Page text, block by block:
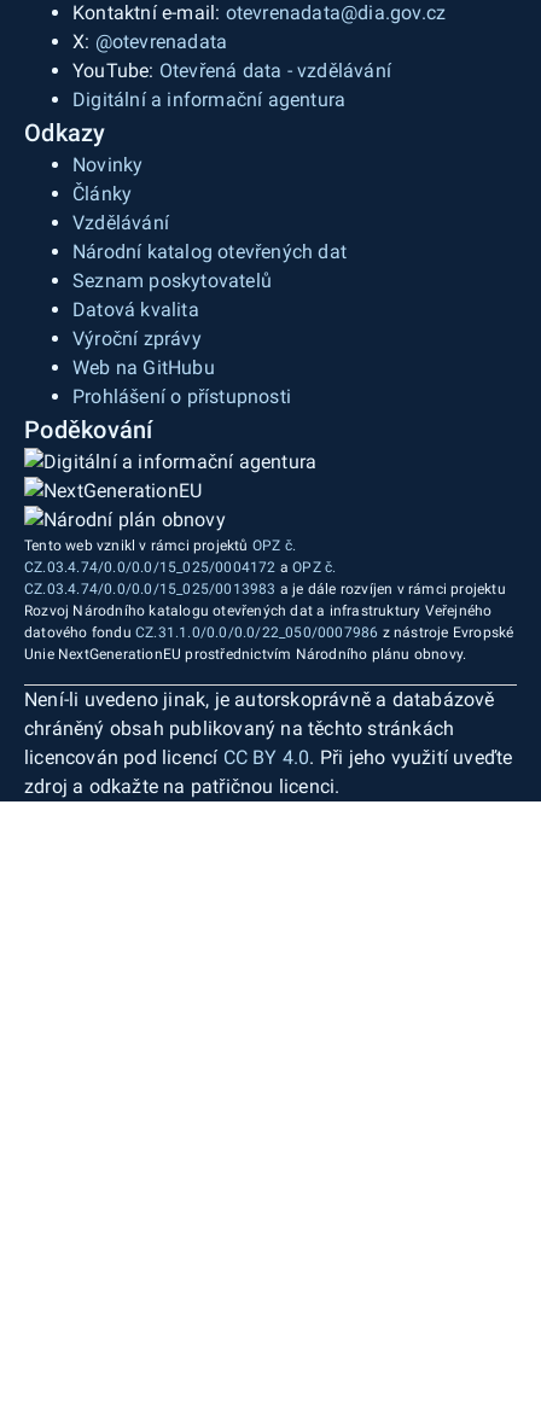
Kontaktní e-mail: otevrenadata@dia.gov.cz
X: @otevrenadata
YouTube: Otevřená data - vzdělávání
Digitální a informační agentura
Odkazy
Novinky
Články
Vzdělávání
Národní katalog otevřených dat
Seznam poskytovatelů
Datová kvalita
Výroční zprávy
Web na GitHubu
Prohlášení o přístupnosti
Poděkování
Tento web vznikl v rámci projektů OPZ č.
CZ.03.4.74/0.0/0.0/15_025/0004172 aOPZ č.
CZ.03.4.74/0.0/0.0/15_025/0013983 a je dále rozvíjen v rámci projektu
Rozvoj Národního katalogu otevřených dat a infrastruktury Veřejného
datového fondu CZ.31.1.0/0.0/0.0/22_050/0007986 z nástroje Evropské
Unie NextGenerationEU prostřednictvím Národního plánu obnovy.
Není-li uvedeno jinak, je autorskoprávně a databázově
chráněný obsah publikovaný na těchto stránkách
licencován pod licencí CC BY 4.0. Při jeho využití uveďte
zdroj a odkažte na patřičnou licenci.